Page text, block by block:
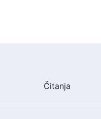
Čitanja